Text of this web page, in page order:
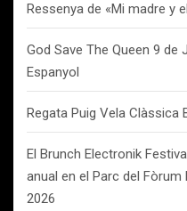
Ressenya de «Mi madre y
God Save The Queen 9 de
Espanyol
Regata Puig Vela Clàssica
El Brunch Electronik
anual en el Parc del
2026